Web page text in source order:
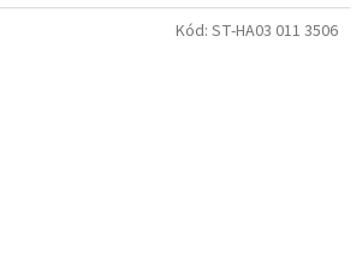
Kód: ST-HA03 011 3506